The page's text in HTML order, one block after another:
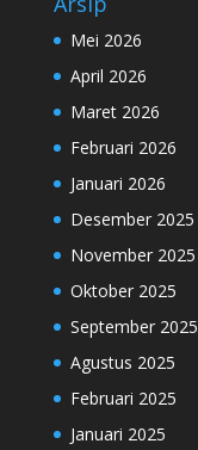
Mei 2026
April 2026
Maret 2026
Februari 2026
Januari 2026
Desember 2025
November 2025
Oktober 2025
September 2025
Agustus 2025
Februari 2025
Januari 2025